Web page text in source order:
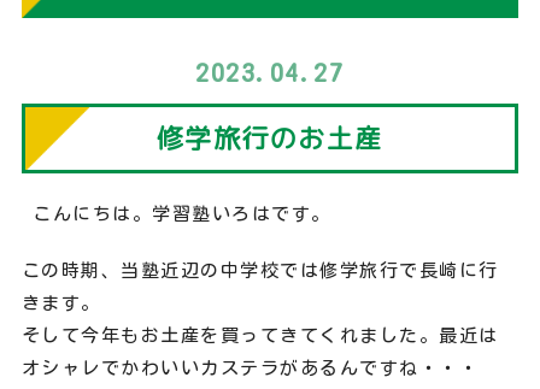
2023.04.27
修学旅行のお土産
こんにちは。学習塾いろはです。
この時期、当塾近辺の中学校では修学旅行で長崎に行
きます。
そして今年もお土産を買ってきてくれました。最近は
オシャレでかわいいカステラがあるんですね・・・